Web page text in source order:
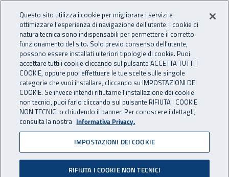
INAIL - Istituto Nazionale
Apri cerca
Navigazione principale
Navigazione - Ti trovi in:
Home Inail comunica Avvisi
Centro protesi Inail Vigorso
di Budrio: ripristino linea
telefonica
Questo sito utilizza i cookie per migliorare i servizi e
ottimizzare l’esperienza di navigazione dell’utente. I cookie di
natura tecnica sono indispensabili per permettere il corretto
funzionamento del sito. Solo previo consenso dell’utente,
possono essere installati ulteriori tipologie di cookie. Puoi
accettare tutti i cookie cliccando sul pulsante ACCETTA TUTTI I
COOKIE, oppure puoi effettuare le tue scelte sulle singole
categorie che vuoi installare, cliccando su IMPOSTAZIONI DEI
COOKIE. Se invece intendi rifiutarne l’installazione dei cookie
non tecnici, puoi farlo cliccando sul pulsante RIFIUTA I COOKIE
NON TECNICI o chiudendo il banner. Per conoscere i dettagli,
consulta la nostra Informativa Privacy.
IMPOSTAZIONI DEI COOKIE
RIFIUTA I COOKIE NON TECNICI